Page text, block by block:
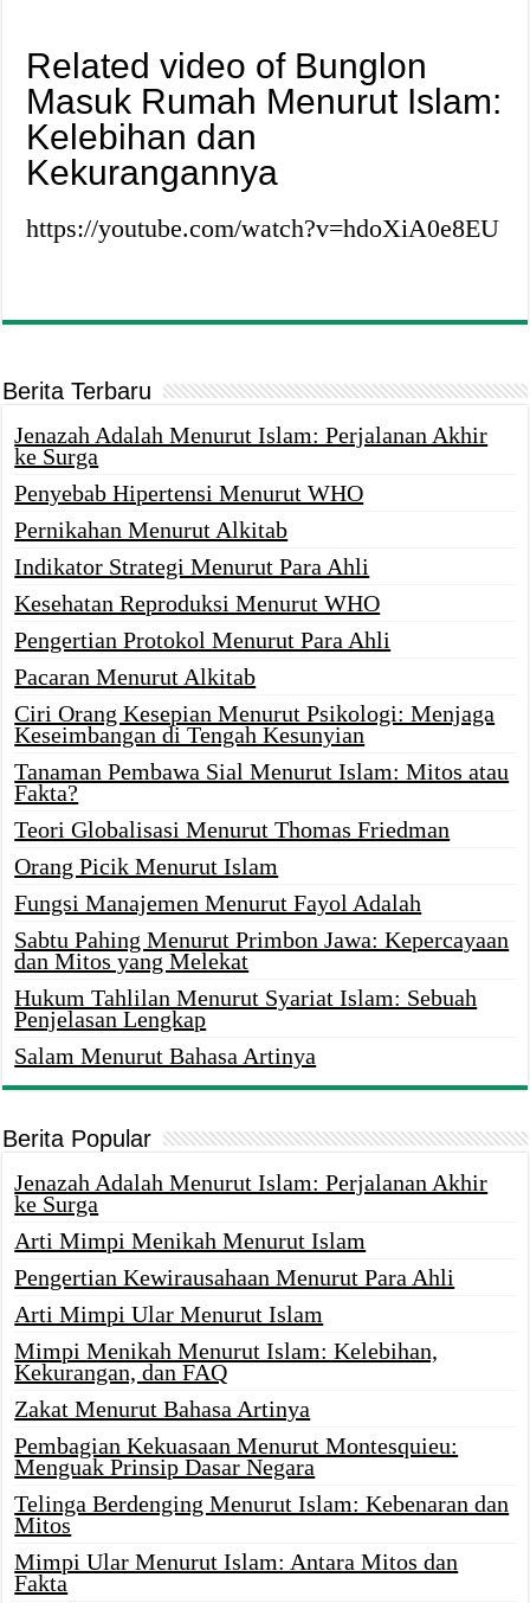
Related video of Bunglon
Masuk Rumah Menurut Islam:
Kelebihan dan
Kekurangannya
https://youtube.com/watch?v=hdoXiA0e8EU
Berita Terbaru
Jenazah Adalah Menurut Islam: Perjalanan Akhir
ke Surga
Penyebab Hipertensi Menurut WHO
Pernikahan Menurut Alkitab
Indikator Strategi Menurut Para Ahli
Kesehatan Reproduksi Menurut WHO
Pengertian Protokol Menurut Para Ahli
Pacaran Menurut Alkitab
Ciri Orang Kesepian Menurut Psikologi: Menjaga
Keseimbangan di Tengah Kesunyian
Tanaman Pembawa Sial Menurut Islam: Mitos atau
Fakta?
Teori Globalisasi Menurut Thomas Friedman
Orang Picik Menurut Islam
Fungsi Manajemen Menurut Fayol Adalah
Sabtu Pahing Menurut Primbon Jawa: Kepercayaan
dan Mitos yang Melekat
Hukum Tahlilan Menurut Syariat Islam: Sebuah
Penjelasan Lengkap
Salam Menurut Bahasa Artinya
Berita Popular
Jenazah Adalah Menurut Islam: Perjalanan Akhir
ke Surga
Arti Mimpi Menikah Menurut Islam
Pengertian Kewirausahaan Menurut Para Ahli
Arti Mimpi Ular Menurut Islam
Mimpi Menikah Menurut Islam: Kelebihan,
Kekurangan, dan FAQ
Zakat Menurut Bahasa Artinya
Pembagian Kekuasaan Menurut Montesquieu:
Menguak Prinsip Dasar Negara
Telinga Berdenging Menurut Islam: Kebenaran dan
Mitos
Mimpi Ular Menurut Islam: Antara Mitos dan
Fakta